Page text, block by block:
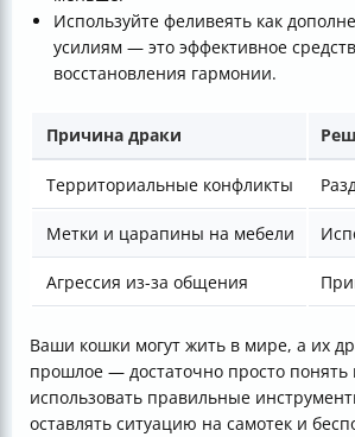
Используйте феливеять как
усилиям — это эффективное
восстановления гармонии.
Причина драки
Территориальные конфликты
Метки и царапины на мебели
Агрессия из-за общения
Ваши кошки могут жить в мире, а их
прошлое — достаточно просто понять
использовать правильные
оставлять ситуацию на самотек и